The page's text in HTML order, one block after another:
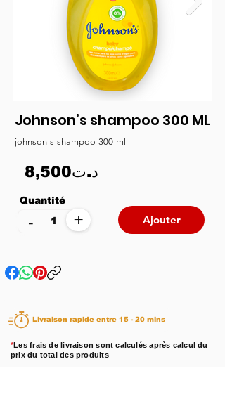
Johnson’s shampoo 300 ML
johnson-s-shampoo-300-ml
8,500د.ت
Quantité
+
- Ajouter
Livraison rapide entre 15 - 20 mins
*Les frais de livraison sont calculés après calcul du
prix du total des produits